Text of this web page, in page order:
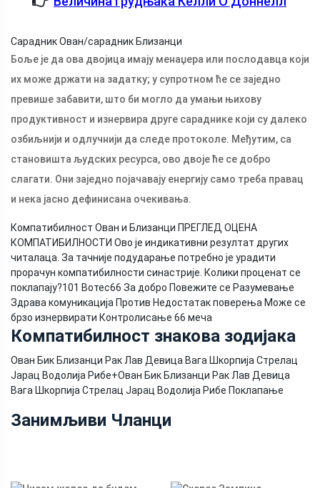
Сарадник Ован/сарадник Близанци
Боље је да ова двојица имају менаџера или послодавца који
их може држати на задатку; у супротном ће се заједно
превише забавити, што би могло да умањи њихову
продуктивност и изнервира друге сараднике који су далеко
озбиљнији и одлучнији да следе протоколе. Међутим, са
становишта људских ресурса, ово двоје ће се добро
слагати. Они заједно појачавају енергију само треба правац
и нека јасно дефинисана очекивања.
Компатибилност Ован и Близанци ПРЕГЛЕД ОЦЕНА
КОМПАТИБИЛНОСТИ Ово је индикативни резултат других
читалаца. За тачније подударање потребно је урадити
прорачун компатибилности синастрије. Колики проценат се
поклапају?101 Вотес66 За добро Повежите се Разумевање
Здрава комуникација Против Недостатак поверења Може се
брзо изнервирати Контролисање 66 меча
Компатибилност знакова зодијака
Ован Бик Близанци Рак Лав Девица Вага Шкорпија Стрелац
Јарац Водолија Рибе+Ован Бик Близанци Рак Лав Девица
Вага Шкорпија Стрелац Јарац Водолија Рибе Поклапање
Занимљиви Чланци